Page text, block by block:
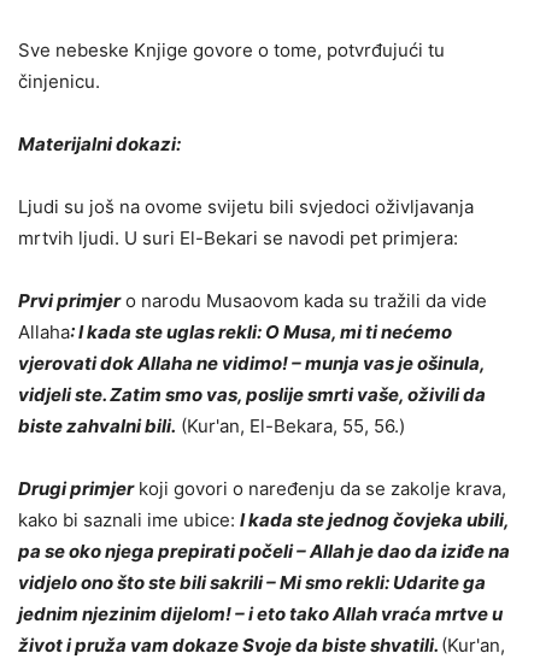
Sve nebeske Knjige govore o tome, potvrđujući tu
činjenicu.
Materijalni dokazi:
Ljudi su još na ovome svijetu bili svjedoci oživljavanja
mrtvih ljudi. U suri El-Bekari se navodi pet primjera:
Prvi primjero narodu Musaovom kada su tražili da vide
Allaha: I kada ste uglas rekli: O Musa, mi ti nećemo
vjerovati dok Allaha ne vidimo! – munja vas je ošinula,
vidjeli ste. Zatim smo vas, poslije smrti vaše, oživili da
biste zahvalni bili. (Kur'an, El-Bekara, 55, 56.)
Drugi primjerkoji govori o naređenju da se zakolje krava,
kako bi saznali ime ubice: I kada ste jednog čovjeka ubili,
pa se oko njega prepirati počeli – Allah je dao da iziđe na
vidjelo ono što ste bili sakrili – Mi smo rekli: Udarite ga
jednim njezinim dijelom! – i eto tako Allah vraća mrtve u
život i pruža vam dokaze Svoje da biste shvatili. (Kur'an,